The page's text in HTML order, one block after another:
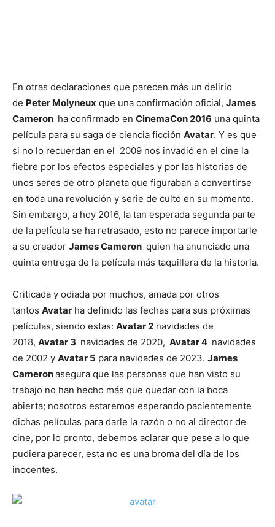
En otras declaraciones que parecen más un delirio
de Peter Molyneux que una confirmación oficial, James
Cameron ha confirmado en CinemaCon 2016 una quinta
película para su saga de ciencia ficción Avatar. Y es que
si no lo recuerdan en el 2009 nos invadió en el cine la
fiebre por los efectos especiales y por las historias de
unos seres de otro planeta que figuraban a convertirse
en toda una revolución y serie de culto en su momento.
Sin embargo, a hoy 2016, la tan esperada segunda parte
de la película se ha retrasado, esto no parece importarle
a su creador James Cameron quien ha anunciado una
quinta entrega de la película más taquillera de la historia.
Criticada y odiada por muchos, amada por otros
tantos Avatar ha definido las fechas para sus próximas
películas, siendo estas: Avatar 2 navidades de
2018, Avatar 3 navidades de 2020, Avatar 4 navidades
de 2002 y Avatar 5 para navidades de 2023. James
Cameronasegura que las personas que han visto su
trabajo no han hecho más que quedar con la boca
abierta; nosotros estaremos esperando pacientemente
dichas películas para darle la razón o no al director de
cine, por lo pronto, debemos aclarar que pese a lo que
pudiera parecer, esta no es una broma del día de los
inocentes.